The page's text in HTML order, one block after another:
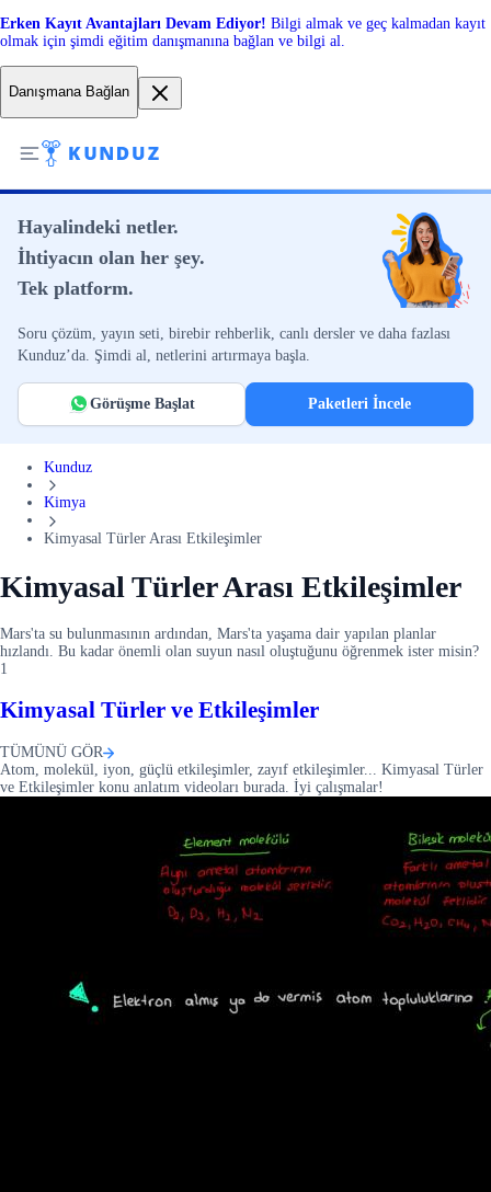
Erken Kayıt Avantajları Devam Ediyor! Bilgi almak ve geç kalmadan kayıt
olmak için şimdi eğitim danışmanına bağlan ve bilgi al.
Danışmana Bağlan
Hayalindeki netler.
İhtiyacın olan her şey.
Tek platform.
Soru çözüm, yayın seti, birebir rehberlik, canlı dersler ve daha fazlası
Kunduz’da. Şimdi al, netlerini artırmaya başla.
Görüşme Başlat Paketleri İncele
Kunduz
Kimya
Kimyasal Türler Arası Etkileşimler
Kimyasal Türler Arası Etkileşimler
Mars'ta su bulunmasının ardından, Mars'ta yaşama dair yapılan planlar
hızlandı. Bu kadar önemli olan suyun nasıl oluştuğunu öğrenmek ister misin?
1
Kimyasal Türler ve Etkileşimler
TÜMÜNÜ GÖR
Atom, molekül, iyon, güçlü etkileşimler, zayıf etkileşimler... Kimyasal Türler
ve Etkileşimler konu anlatım videoları burada. İyi çalışmalar!